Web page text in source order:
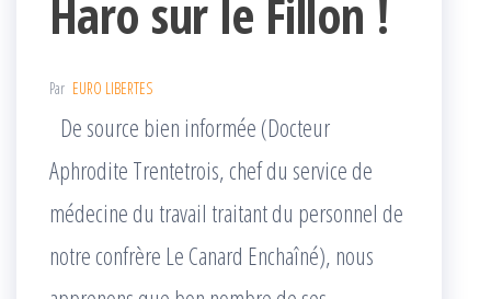
Haro sur le Fillon !
Par EURO LIBERTES
De source bien informée (Docteur
Aphrodite Trentetrois, chef du service de
médecine du travail traitant du personnel de
notre confrère Le Canard Enchaîné), nous